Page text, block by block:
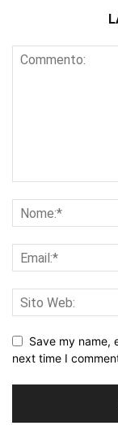
Save my name,
next time I